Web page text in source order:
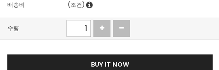
배송비
(조건)
수량
BUY IT NOW